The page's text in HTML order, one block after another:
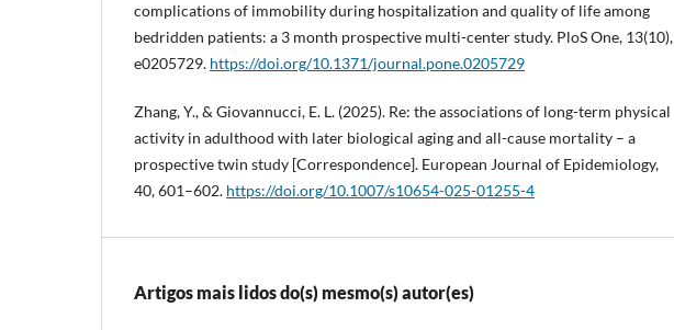
complications of immobility during hospitalization and quality of life among
bedridden patients: a 3 month prospective multi-center study. PloS One, 13(10),
e0205729. https://doi.org/10.1371/journal.pone.0205729
Zhang, Y., & Giovannucci, E. L. (2025). Re: the associations of long-term physical
activity in adulthood with later biological aging and all-cause mortality – a
prospective twin study [Correspondence]. European Journal of Epidemiology,
40, 601–602. https://doi.org/10.1007/s10654-025-01255-4
Artigos mais lidos do(s) mesmo(s) autor(es)